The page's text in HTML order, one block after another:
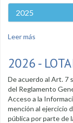
2025
Leer más
2026 -
De acuerdo al Art. 7
del Reglamento
Acceso a la
mención al ejercicio
pública por parte de